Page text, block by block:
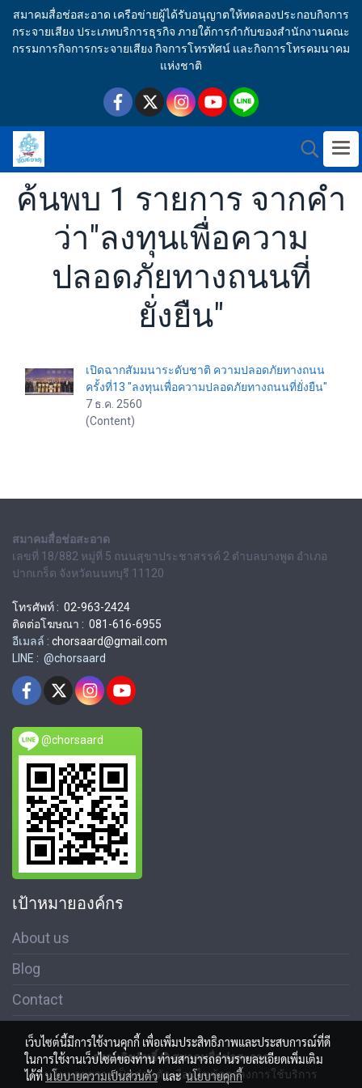
สมาคมสื่อช่อสะอาด เครือข่ายผู้ได้รับอนุญาตให้ทดลองประกอบกิจการ
กระจายเสียง ประเภทบริการธุรกิจ ภายใต้การกำกับของสำนักงานคณะ
กรรมการกิจการกระจายเสียง กิจการโทรทัศน์ และกิจการโทรคมนาคม
แห่งชาติ
ค้นพบ 1 รายการ จากคำ
ว่า"ลงทุนเพื่อความ
ปลอดภัยทางถนนที่
ยั่งยืน"
เปิดฉากสัมมนาระดับชาติ ความปลอดภัยทางถนน
ครั้งที่13 "ลงทุนเพื่อความปลอดภัยทางถนนที่ยั่งยืน"
7 ธ.ค. 2560
(Content)
สมาคมสื่อช่อสะอาด
เลขที่ 18/882 หมู่ที่ 5 ถนนสุขาประชาสรรค์ 2 ตำบลบางพูด อำเภอ
ปากเกร็ด จังหวัดนนทบุรี 11120
โทรศัพท์ : 02-963-2424
ติดต่อโฆษณา : 081-616-6955
อีเมลล์ : chorsaard@gmail.com
LINE : @chorsaard
@chorsaard
เป้าหมายองค์กร
About us
Blog
Contact
สงวนลิขสิทธิ์ © สมาคมสื่อช่อสะอาด
นโนบายความเป็นส่วนตัว เงื่อนไขข้อตกลงการใช้บริการ
เว็บไซต์นี้มีการใช้งานคุกกี้ เพื่อเพิ่มประสิทธิภาพและประสบการณ์ที่ดี
ในการใช้งานเว็บไซต์ของท่าน ท่านสามารถอ่านรายละเอียดเพิ่มเติม
ได้ที่นโยบายความเป็นส่วนตัวและนโยบายคุกกี้